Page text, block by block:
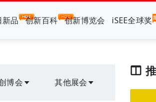
品 创新百科 创新博览会 iSEE全球奖
博会 其他展会